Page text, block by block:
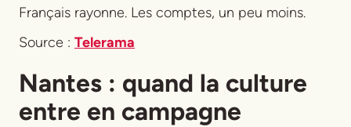
Français rayonne. Les comptes, un peu moins.
Source : Telerama
Nantes : quand la culture
entre en campagne